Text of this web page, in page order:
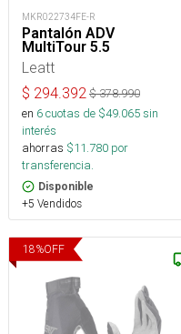
MKR022734FE-R
Pantalón ADV
MultiTour 5.5
Leatt
$ 294.392 $378.990
en 6cuotas de $49.065sin
interés
ahorras $11.780 por
transferencia.
Disponible
+5 Vendidos
18%OFF